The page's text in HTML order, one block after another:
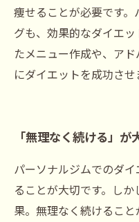
痩せることが必要です
グも、効果的なダイエ
たメニュー作成や、ア
にダイエットを成功させ
「無理なく続ける」
パーソナルジムでのダ
ることが大切です。し
果。無理なく続けるこ